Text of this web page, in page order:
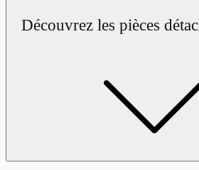
Mono
Découvrez les pièces